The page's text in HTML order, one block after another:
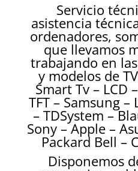
Servicio
asistencia
ordenadores,
que llevamos
trabajando en
y modelos de
Smart Tv – LCD
TFT – Samsung –
– TDSystem –
Sony – Apple –
Packard Bell –
Disponemos